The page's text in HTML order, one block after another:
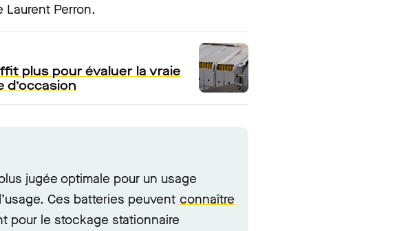
Laurent Perron.
plus pour évaluer la vraie
jugée optimale pour un usage
Ces batteries peuvent connaître
pour le stockage stationnaire